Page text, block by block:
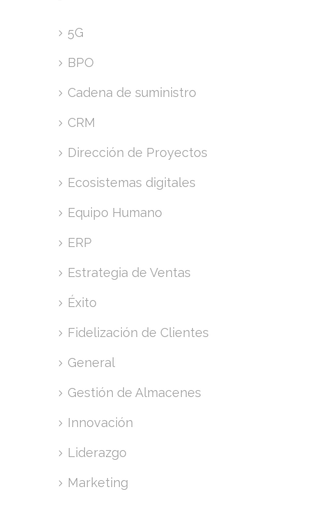
5G
BPO
Cadena de suministro
CRM
Dirección de Proyectos
Ecosistemas digitales
Equipo Humano
ERP
Estrategia de Ventas
Éxito
Fidelización de Clientes
General
Gestión de Almacenes
Innovación
Liderazgo
Marketing